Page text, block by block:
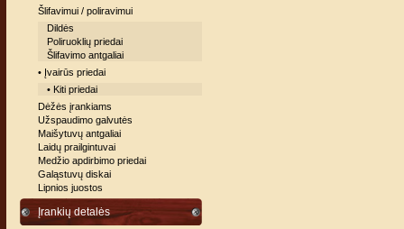
Šlifavimui / poliravimui
Dildės
Poliruoklių priedai
Šlifavimo antgaliai
• Įvairūs priedai
• Kiti priedai
Dėžės įrankiams
Užspaudimo galvutės
Maišytuvų antgaliai
Laidų prailgintuvai
Medžio apdirbimo priedai
Galąstuvų diskai
Lipnios juostos
Įrankių detalės